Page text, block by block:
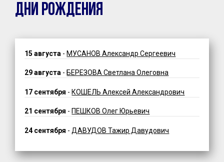
ДНИ РОЖДЕНИЯ
15 августа - МУСАНОВ Александр Сергеевич
29 августа - БЕРЕЗОВА Светлана Олеговна
17 сентября - КОШЕЛЬ Алексей Александрович
21 сентября - ПЕШКОВ Олег Юрьевич
24 сентября - ДАВУДОВ Тажир Давудович